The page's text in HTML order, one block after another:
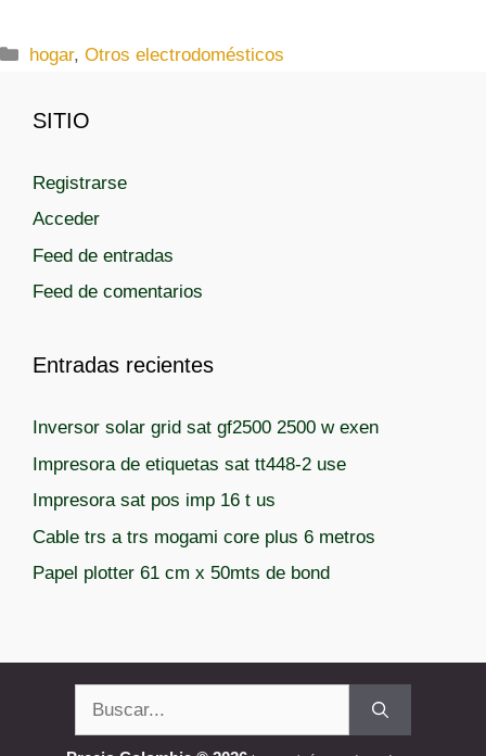
C
e
o
r
a
s
hogar,Otros electrodomésticos
SITIO
Registrarse
Acceder
Feed de entradas
Feed de comentarios
Entradas recientes
Inversor solar grid sat gf2500 2500 w exen
Impresora de etiquetas sat tt448-2 use
Impresora sat pos imp 16 t us
Cable trs a trs mogami core plus 6 metros
Papel plotter 61 cm x 50mts de bond